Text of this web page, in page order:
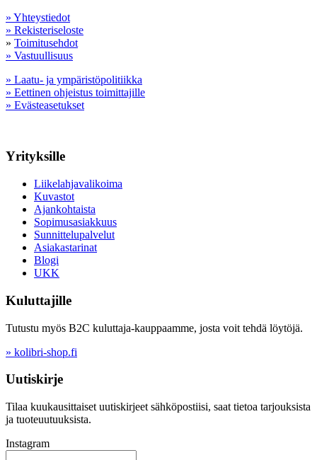
» Yhteystiedot
» Rekisteriseloste
» Toimitusehdot
» Vastuullisuus
» Laatu- ja ympäristöpolitiikka
» Eettinen ohjeistus toimittajille
» Evästeasetukset
Yrityksille
Liikelahjavalikoima
Kuvastot
Ajankohtaista
Sopimusasiakkuus
Sunnittelupalvelut
Asiakastarinat
Blogi
UKK
Kuluttajille
Tutustu myös B2C kuluttaja-kauppaamme, josta voit tehdä löytöjä.
» kolibri-shop.fi
Uutiskirje
Tilaa kuukausittaiset uutiskirjeet sähköpostiisi, saat tietoa tarjouksista
ja tuoteuutuuksista.
Instagram